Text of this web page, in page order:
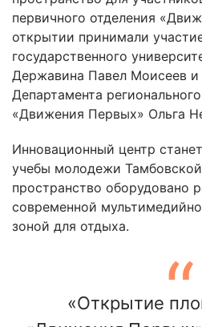
первичного отделения
открытии принимали
государственного
Державина Павел Моисеев и
Департамента
«Движения Первых» Ольга
Инновационный центр
учебы молодежи
пространство оборудовано
современной
зоной для отдыха.
«Открытие